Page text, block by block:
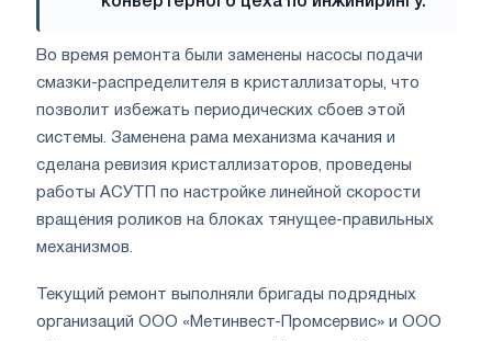
Во время ремонта были заменены насосы подачи
смазки-распределителя в кристаллизаторы, что
позволит избежать периодических сбоев этой
системы. Заменена рама механизма качания и
сделана ревизия кристаллизаторов, проведены
работы АСУТП по настройке линейной скорости
вращения роликов на блоках тянущее-правильных
механизмов.
Текущий ремонт выполняли бригады подрядных
организаций ООО «Метинвест-Промсервис» и ООО